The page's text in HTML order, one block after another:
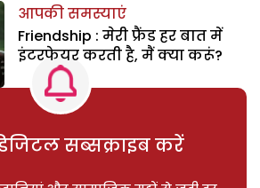
आपकी समस्याएं
Friendship : मेरी फ्रैंड हर बात में
इंटरफेयर करती है, मैं क्या करूं?
सब्सक्राइब करें